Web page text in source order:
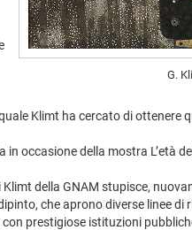
G.
Klimt ha cercato di ottenere
occasione della mostra L’età
della GNAM stupisce,
che aprono diverse linee
prestigiose istituzioni